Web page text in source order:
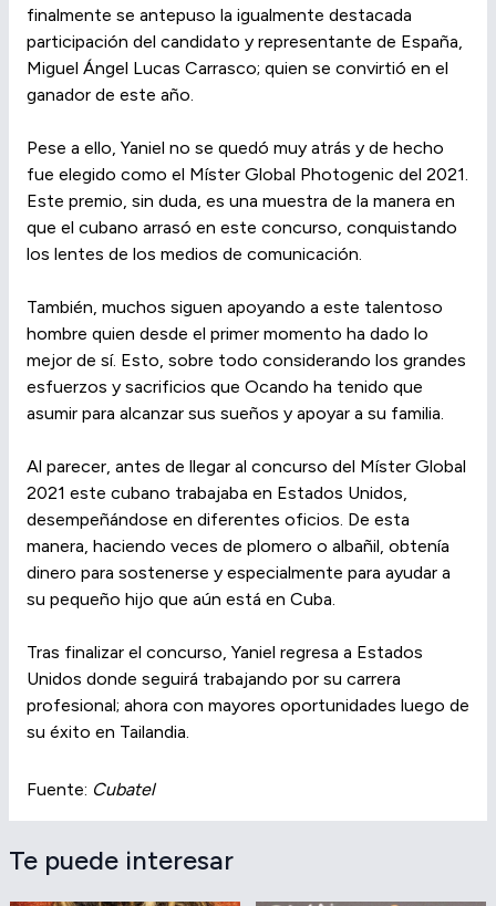
finalmente se antepuso la igualmente destacada
participación del candidato y representante de España,
Miguel Ángel Lucas Carrasco; quien se convirtió en el
ganador de este año.
Pese a ello, Yaniel no se quedó muy atrás y de hecho
fue elegido como el Míster Global Photogenic del 2021.
Este premio, sin duda, es una muestra de la manera en
que el cubano arrasó en este concurso, conquistando
los lentes de los medios de comunicación.
También, muchos siguen apoyando a este talentoso
hombre quien desde el primer momento ha dado lo
mejor de sí. Esto, sobre todo considerando los grandes
esfuerzos y sacrificios que Ocando ha tenido que
asumir para alcanzar sus sueños y apoyar a su familia.
Al parecer, antes de llegar al concurso del Míster Global
2021 este cubano trabajaba en Estados Unidos,
desempeñándose en diferentes oficios. De esta
manera, haciendo veces de plomero o albañil, obtenía
dinero para sostenerse y especialmente para ayudar a
su pequeño hijo que aún está en Cuba.
Tras finalizar el concurso, Yaniel regresa a Estados
Unidos donde seguirá trabajando por su carrera
profesional; ahora con mayores oportunidades luego de
su éxito en Tailandia.
Fuente: Cubatel
Te puede interesar